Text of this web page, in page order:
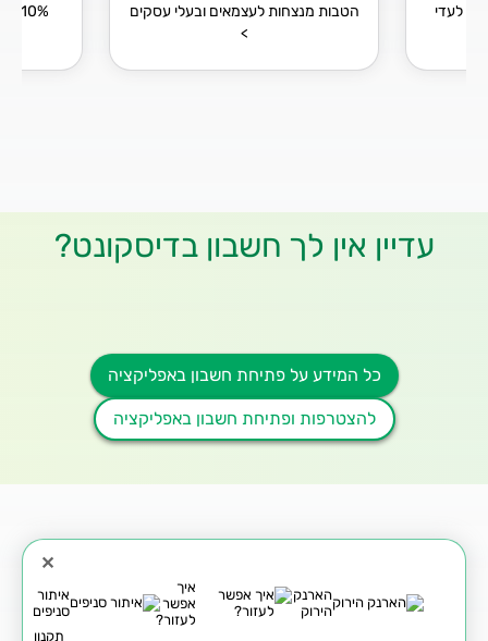
לעדי
הטבות מנצחות לעצמאים ובעלי עסקים
>
עדיין אין לך חשבון בדיסקונט?
כל המידע על פתיחת חשבון באפליקציה
להצטרפות ופתיחת חשבון באפליקציה
✕
הארנק
הירוק
איך
אפשר
לעזור?
איתור
סניפים
תקנון